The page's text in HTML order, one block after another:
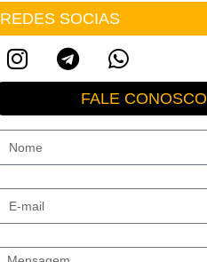
REDES SOCIAS
FALE CONOSCO